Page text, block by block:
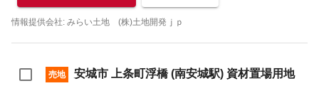
情報提供会社: みらい土地 (株)土地開発ｊｐ
売地 安城市 上条町浮橋 (南安城駅) 資材置場用地